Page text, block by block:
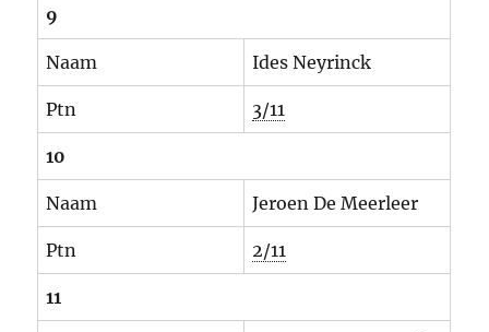
9
Naam Ides Neyrinck
Ptn 3/11
10
Naam Jeroen De Meerleer
Ptn 2/11
11